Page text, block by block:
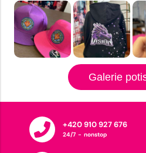
Galerie
+420 910 927 676
24/7 - nonstop